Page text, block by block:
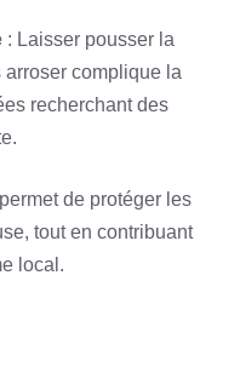
: Laisser pousser la
complique la
recherchant des
de protéger les
tout en contribuant
local.